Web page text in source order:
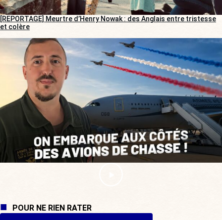
[REPORTAGE] Meurtre d’Henry Nowak : des Anglais entre tristesse
et colère
POUR NE RIEN RATER